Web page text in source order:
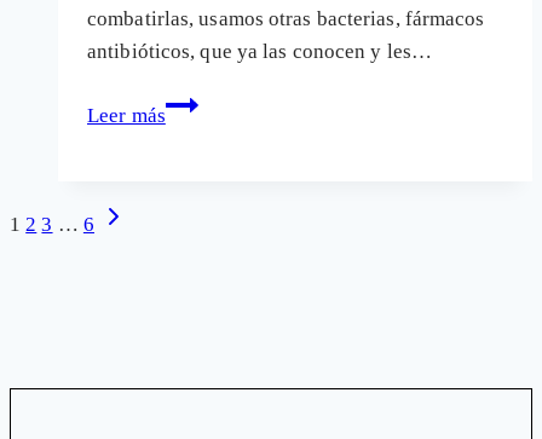
combatirlas, usamos otras bacterias, fármacos
antibióticos, que ya las conocen y les…
Leer más
Cuáles
Navegación
1 2 3 … 6
Siguiente